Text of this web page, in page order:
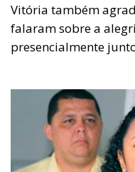
Vitória também
falaram sobre a
presencialmente